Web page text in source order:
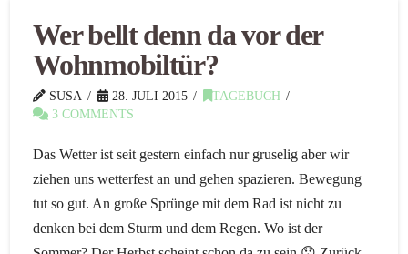
Wer bellt denn da vor der
Wohnmobiltür?
SUSA 28. JULI 2015
TAGEBUCH
3 COMMENTS
Das Wetter ist seit gestern einfach nur gruselig aber wir
ziehen uns wetterfest an und gehen spazieren. Bewegung
tut so gut. An große Sprünge mit dem Rad ist nicht zu
denken bei dem Sturm und dem Regen. Wo ist der